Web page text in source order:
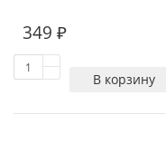
349 ₽
В корзину